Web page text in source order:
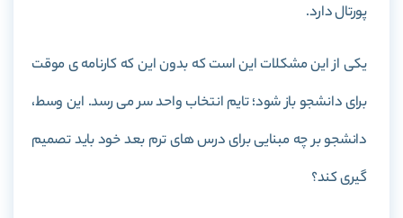
پورتال دارد.
یکی از این مشکلات این است که بدون این که کارنامه ی موقت
برای دانشجو باز شود؛ تایم انتخاب واحد سر می رسد. این وسط،
دانشجو بر چه مبنایی برای درس های ترم بعد خود باید تصمیم
گیری کند؟